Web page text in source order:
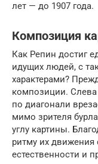
лет — до 1907 года.
Композиция
Как Репин достиг
идущих людей, с
характерами?
композиции.
по диагонали
мимо зрителя
углу картины.
ритму их движения
естественности и